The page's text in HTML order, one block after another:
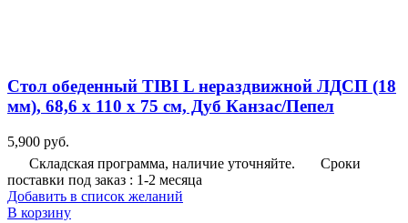
Стол обеденный TIBI L нераздвижной ЛДСП (18
мм), 68,6 х 110 х 75 см, Дуб Канзас/Пепел
5,900 руб.
Складская программа, наличие уточняйте.
Сроки
поставки под заказ : 1-2 месяца
Добавить в список желаний
В корзину